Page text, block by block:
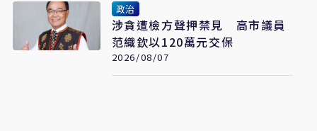
政治
涉貪遭檢方聲押禁見 高市議員
范織欽以120萬元交保
2026/08/07